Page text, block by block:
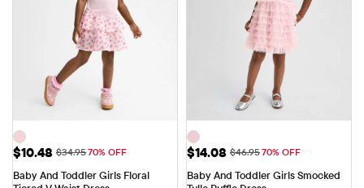
Precio de venta: $10.48
$10.48 Precio original: $34.95
$34.9570% OFF
Baby And Toddler Girls Floral
Precio de venta: $14.08
$14.08 Precio original: $46.95
$46.9570% OFF
Baby And Toddler Girls Smocked